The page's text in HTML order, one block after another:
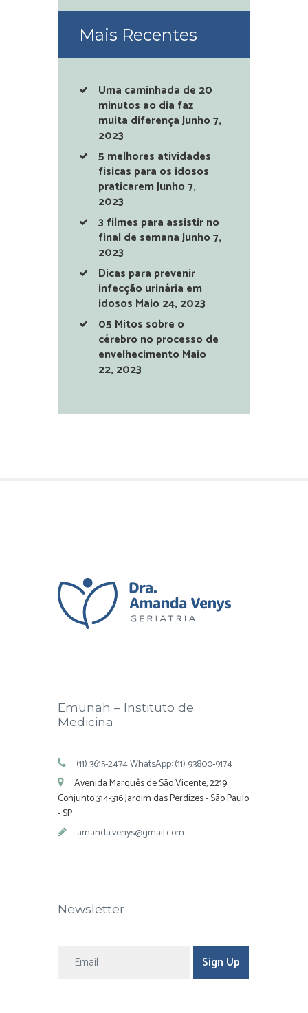
Mais Recentes
Uma caminhada de 20
minutos ao dia faz
muita diferençaJunho 7,
2023
5 melhores atividades
físicas para os idosos
praticaremJunho 7,
2023
3 filmes para assistir no
final de semanaJunho 7,
2023
Dicas para prevenir
infecção urinária em
idosos Maio 24, 2023
05 Mitos sobre o
cérebro no processo de
envelhecimento Maio
22, 2023
Emunah – Instituto de
Medicina
(11) 3615-2474 WhatsApp: (11) 93800-9174
Avenida Marquês de São Vicente, 2219
Conjunto 314-316 Jardim das Perdizes - São Paulo
- SP
amanda.venys@gmail.com
Newsletter